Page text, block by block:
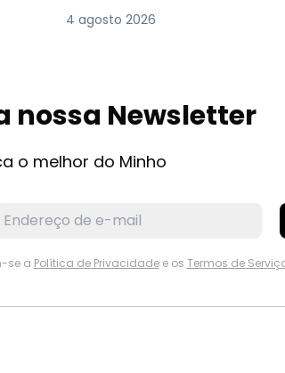
4 agosto 2026
nossa Newsletter
o melhor do Minho
se a Política de Privacidadee os Termos de